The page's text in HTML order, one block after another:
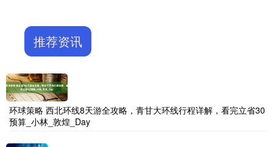
推荐资讯
环球策略 西北环线8天游全攻略，青甘大环线行程详解，看完立省30
预算_小林_敦煌_Day